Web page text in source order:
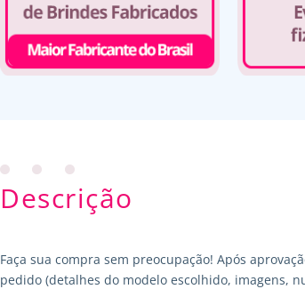
Descrição
Faça sua compra sem preocupação! Após
pedido (detalhes do modelo escolhido, imagens,